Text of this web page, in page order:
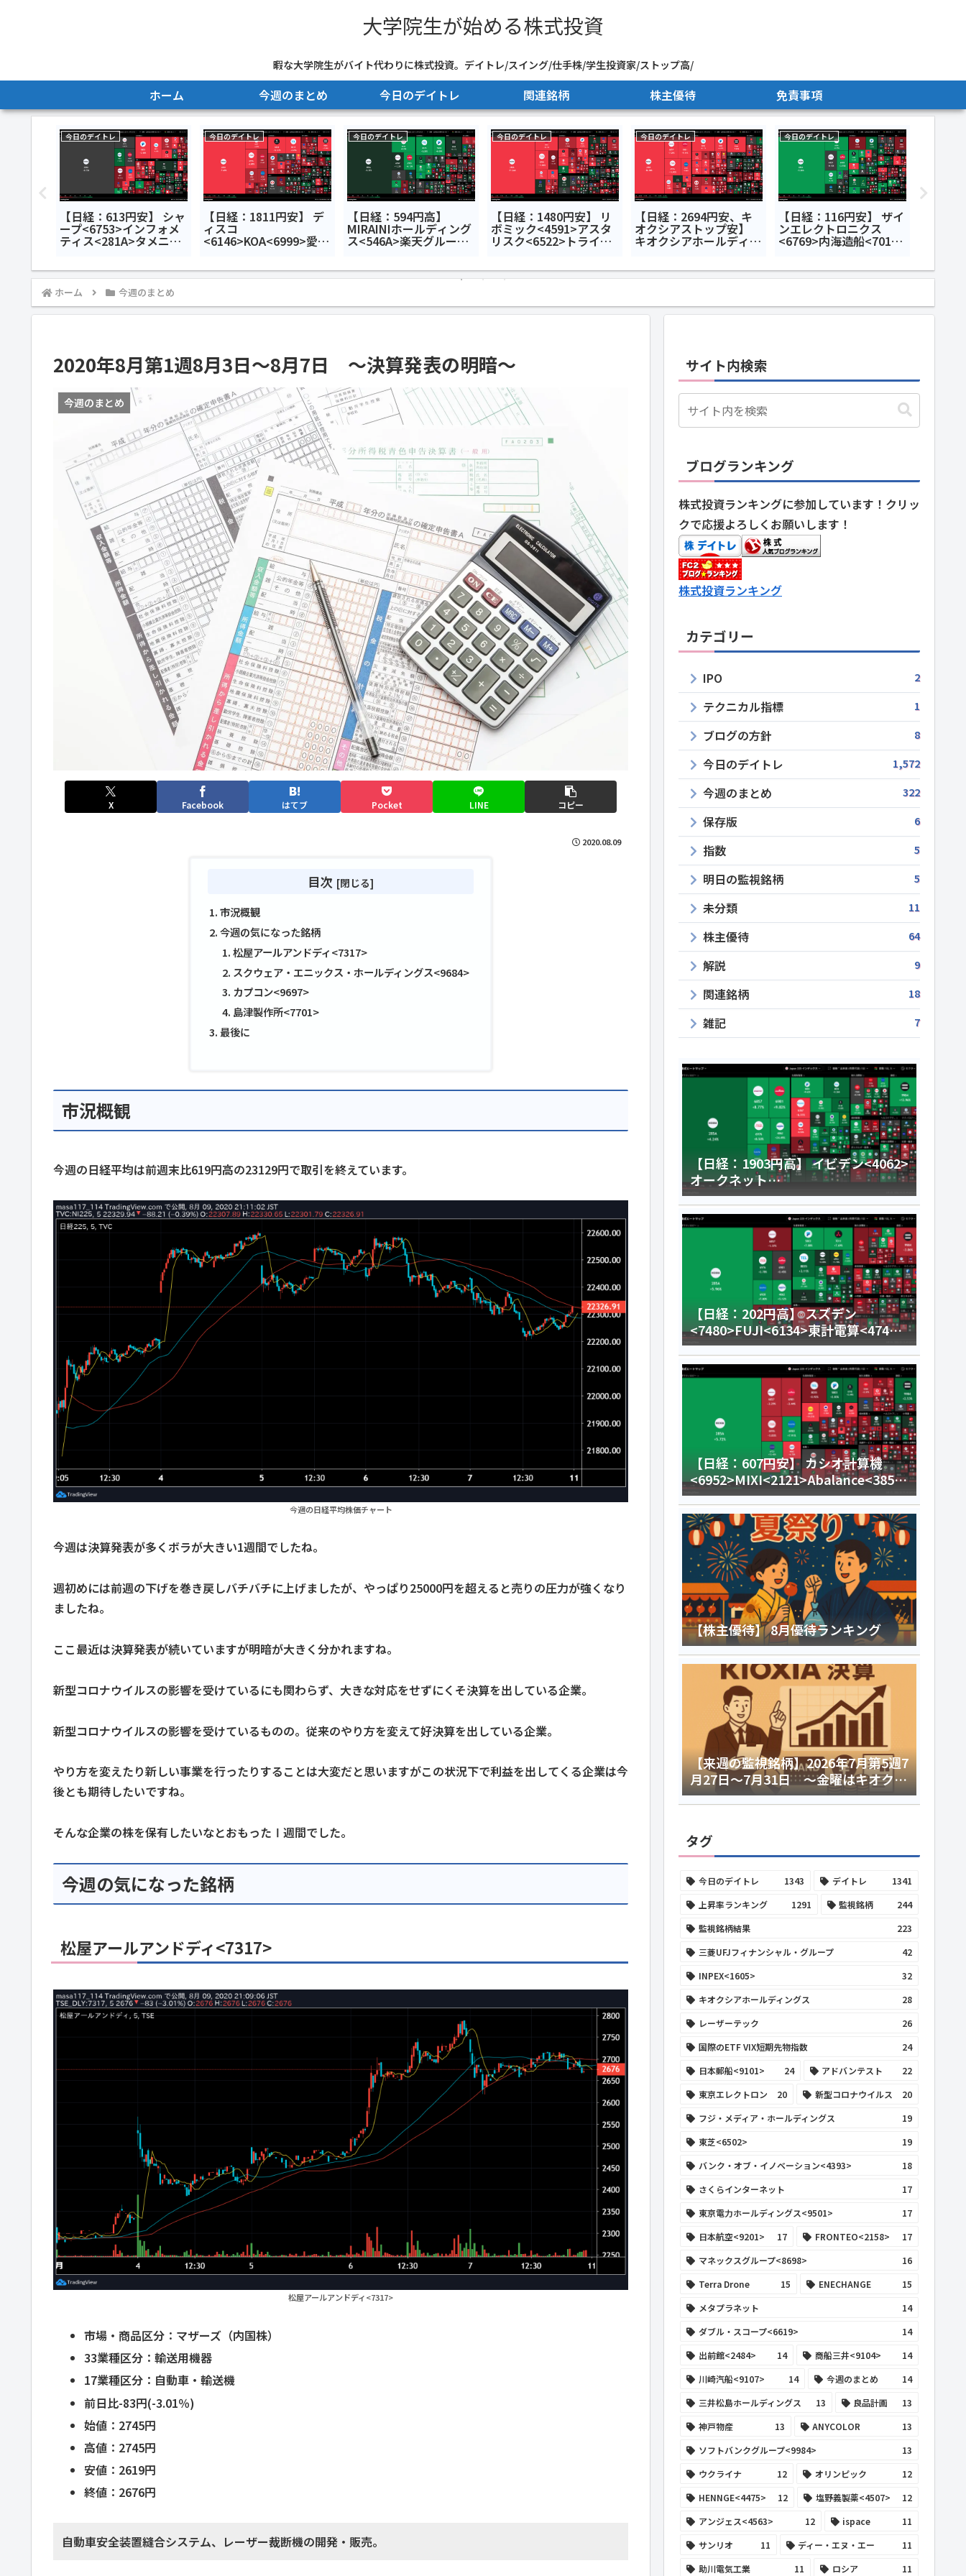
大学院生が始める株式投資
暇な大学院生がバイト代わりに株式投資。デイトレ/スイング/仕手株/学生投資家/ストップ高/
ホーム 今週のまとめ 今日のデイトレ 関連銘柄 株主優待 免責事項
今日のデイトレ
【日経：613円安】 シャ
ープ<6753>インフォメ
ティス<281A>タメニー
<6181>今日のデイトレ6
今日のデイトレ
【日経：1811円安】 デ
ィスコ
<6146>KOA<6999>愛媛
銀行<8541>今日のデイ
今日のデイトレ
【日経：594円高】
MIRAINIホールディング
ス<546A>楽天グループ
日
今日のデイトレ
【日経：1480円安】 リ
ボミック<4591>アスタ
リスク<6522>トライア
ルホールディングス
月7日
今日のデイトレ
【日経：2694円安、キ
オクシアストップ安】
キオクシアホールディン
グス<285A>セブン＆ア
<3382>NEXT NOTES 韓
トレ7月17日
今日のデイトレ
【日経：116円安】 ザイ
ンエレクトロニクス
<6769>内海造船<7018>
イメージ情報開発
月22日
ホーム 今週のまとめ
2020年8月第1週8月3日～8月7日 ～決算発表の明暗～
今週のまとめ
X Facebook はてブ Pocket LINE コピー
2020.08.09
目次
市況概観
今週の気になった銘柄
松屋アールアンドディ<7317>
スクウェア・エニックス・ホールディングス<9684>
カプコン<9697>
島津製作所<7701>
最後に
市況概観
今週の日経平均は前週末比619円高の23129円で取引を終えています。
今週の日経平均株価チャート
今週は決算発表が多くボラが大きい1週間でしたね。
週初めには前週の下げを巻き戻しバチバチに上げましたが、やっぱり25000円を超えると売りの圧力が強くなり
ましたね。
ここ最近は決算発表が続いていますが明暗が大きく分かれますね。
新型コロナウイルスの影響を受けているにも関わらず、大きな対応をせずにくそ決算を出している企業。
新型コロナウイルスの影響を受けているものの。従来のやり方を変えて好決算を出している企業。
やり方を変えたり新しい事業を行ったりすることは大変だと思いますがこの状況下で利益を出してくる企業は今
後とも期待したいですね。
そんな企業の株を保有したいなとおもったⅠ週間でした。
今週の気になった銘柄
松屋アールアンドディ<7317>
松屋アールアンドディ<7317>
市場・商品区分：マザーズ（内国株）
33業種区分：輸送用機器
17業種区分：自動車・輸送機
前日比-83円(-3.01％)
始値：2745円
高値：2745円
安値：2619円
終値：2676円
自動車安全装置縫合システム、レーザー裁断機の開発・販売。
サイト内検索
ブログランキング
株式投資ランキングに参加しています！クリッ
クで応援よろしくお願いします！
株式投資ランキング
カテゴリー
IPO 2
テクニカル指標 1
ブログの方針 8
今日のデイトレ 1,572
今週のまとめ 322
保存版 6
指数 5
明日の監視銘柄 5
未分類 11
株主優待 64
解説 9
関連銘柄 18
雑記 7
【日経：1903円高】 イビデン<4062>
オークネット
<3964>HENNGE<4475>今日のデイ
トレ8月5日
【日経：202円高】 スズデン
<7480>FUJI<6134>東計電算<4746>
今日のデイトレ8月4日
【日経：607円安】 カシオ計算機
<6952>MIXI<2121>Abalance<3856
>今日のデイトレ8月3日
【株主優待】 8月優待ランキング
【来週の監視銘柄】2026年7月第5週7
月27日～7月31日 ～金曜はキオクシ
ア決算～
タグ
今日のデイトレ 1343 デイトレ
1341
上昇率ランキング
1291 監視銘柄
244
監視銘柄結果
223
三菱UFJフィナンシャル・グループ
42
INPEX<1605>
32
キオクシアホールディングス
28
レーザーテック
26
国際のETF VIX短期先物指数
24
日本郵船<9101>
24 アドバンテスト
22
東京エレクトロン
20 新型コロナウイルス
20
フジ・メディア・ホールディングス
19
東芝<6502>
19
バンク・オブ・イノベーション<4393>
18
さくらインターネット
17
東京電力ホールディングス<9501>
17
日本航空<9201>
17 FRONTEO<2158>
17
マネックスグループ<8698>
16
Terra Drone
15 ENECHANGE
15
メタプラネット
14
ダブル・スコープ<6619>
14
出前館<2484>
14 商船三井<9104>
14
川崎汽船<9107>
14 今週のまとめ
14
三井松島ホールディングス
13 良品計画
13
神戸物産
13 ANYCOLOR
13
ソフトバンクグループ<9984>
13
ウクライナ
12 オリンピック
12
HENNGE<4475>
12 塩野義製薬<4507>
12
アンジェス<4563>
12 ispace
11
サンリオ
11 ディー・エヌ・エー
11
助川電気工業
11 ロシア 11